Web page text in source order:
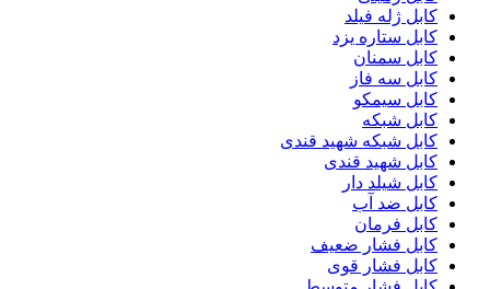
کابل ژله فیلد
کابل ستاره یزد
کابل سمنان
کابل سه فاز
کابل سیمکو
کابل شبکه
کابل شبکه شهید قندی
کابل شهید قندی
کابل شیلد دار
کابل ضد آب
کابل فرمان
کابل فشار ضعیف
کابل فشار قوی